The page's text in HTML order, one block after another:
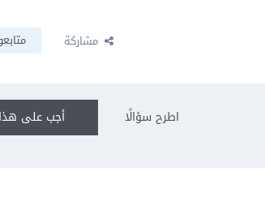
مشاركة
أجب على اطرح سؤالًا